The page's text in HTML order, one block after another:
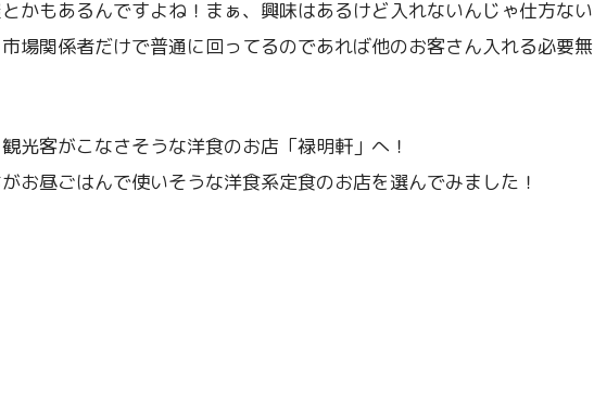
かもあるんですよね！まぁ、興味はあるけど入れないんじゃ仕方ない
場関係者だけで普通に回ってるのであれば他のお客さん入れる必要無
光客がこなさそうな洋食のお店「禄明軒」へ！
お昼ごはんで使いそうな洋食系定食のお店を選んでみました！